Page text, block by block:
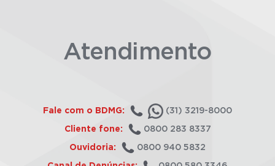
Atendimento
Fale com o BDMG: (31) 3219-8000
Cliente fone: 0800 283 8337
Ouvidoria: 0800 940 5832